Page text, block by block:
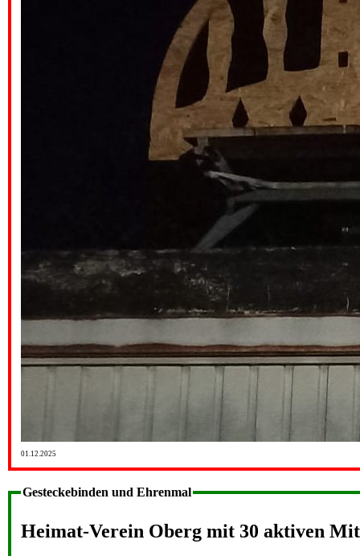
01.12.2025
Gesteckebinden und Ehrenmal
Heimat-Verein Oberg mit 30 aktiven